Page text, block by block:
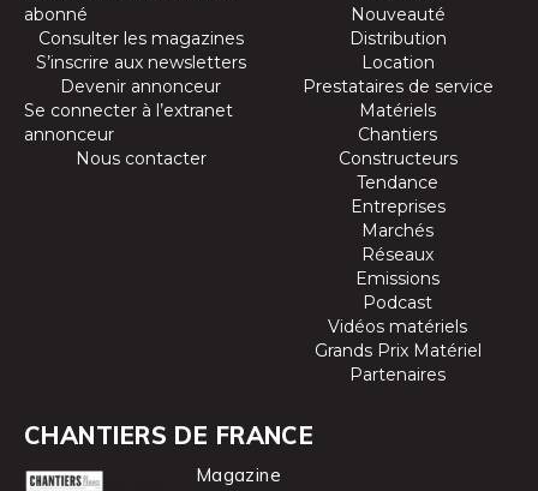
abonné
Consulter les magazines
S’inscrire aux newsletters
Devenir annonceur
Se connecter à l’extranet
annonceur
Nous contacter
Nouveauté
Distribution
Location
Prestataires de service
Matériels
Chantiers
Constructeurs
Tendance
Entreprises
Marchés
Réseaux
Emissions
Podcast
Vidéos matériels
Grands Prix Matériel
Partenaires
CHANTIERS DE FRANCE
Magazine